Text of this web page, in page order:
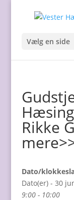
Vælg en side
Rikke
Dato/
Dato(er) - 30
9:00 - 10:00